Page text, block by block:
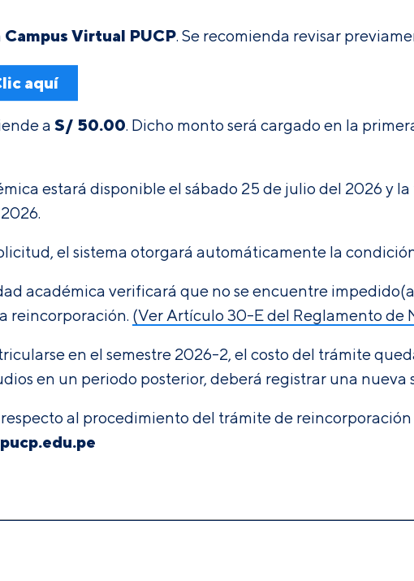
Campus Virtual PUCP. Se recomienda revisar
aquí
a S/ 50.00. Dicho monto será cargado en la
estará disponible el sábado 25 de julio del 2026 y
el sistema otorgará automáticamente la
académica verificará que no se encuentre
reincorporación. (Ver Artículo 30-E del Reglamento de
en el semestre 2026-2, el costo del trámite
en un periodo posterior, deberá registrar una
al procedimiento del trámite de